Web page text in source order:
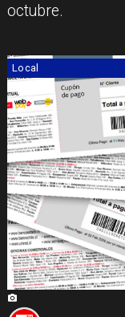
octubre.
Local